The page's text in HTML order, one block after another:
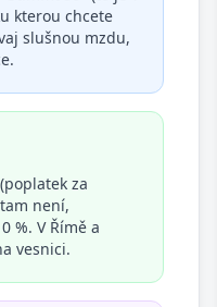
kterou chcete
slušnou mzdu,
za
není,
%. V Římě a
vesnici.